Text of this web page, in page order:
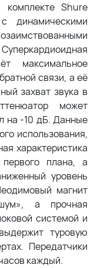
комплекте Shure
динамическими
максимальное
связи, а её
захват звука в
может
на -10 дБ. Данные
использования,
характеристика
плана, а
уровень
магнит
шум», а прочная
системой и
туровую
Передатчики
каждый.